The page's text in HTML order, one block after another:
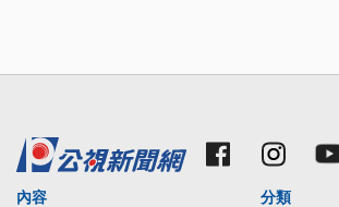
內容
分類